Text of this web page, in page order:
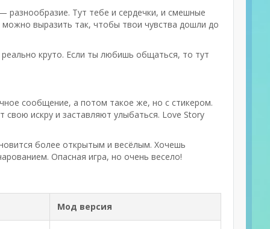
Тут тебе и сердечки, и смешные
выразить так, чтобы твои чувства дошли до
круто. Если ты любишь общаться, то тут
сообщение, а потом такое же, но с стикером.
искру и заставляют улыбаться. Love Story
более открытым и весёлым. Хочешь
Опасная игра, но очень весело!
Мод версия